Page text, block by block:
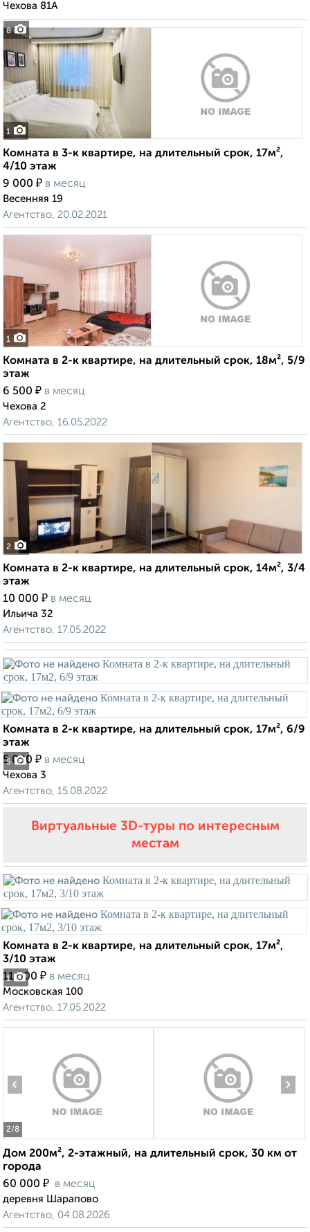
8
Чехова 81А
1
Комната в 3-к квартире, на длительный срок, 17м²,
4/10 этаж
9 000 ₽ в месяц
Весенняя 19
Агентство, 20.02.2021
1
Комната в 2-к квартире, на длительный срок, 18м², 5/9
этаж
6 500 ₽ в месяц
Чехова 2
Агентство, 16.05.2022
2
Комната в 2-к квартире, на длительный срок, 14м², 3/4
этаж
10 000 ₽ в месяц
Ильича 32
Агентство, 17.05.2022
5
Комната в 2-к квартире, на длительный срок, 17м², 6/9
этаж
5 000 ₽ в месяц
Чехова 3
Агентство, 15.08.2022
Виртуальные 3D-туры по интересным
местам
1
Комната в 2-к квартире, на длительный срок, 17м²,
3/10 этаж
11 000 ₽ в месяц
Московская 100
Агентство, 17.05.2022
2/8
‹ ›
Дом 200м², 2-этажный, на длительный срок, 30 км от
города
60 000 ₽ в месяц
деревня Шарапово
Агентство, 04.08.2026